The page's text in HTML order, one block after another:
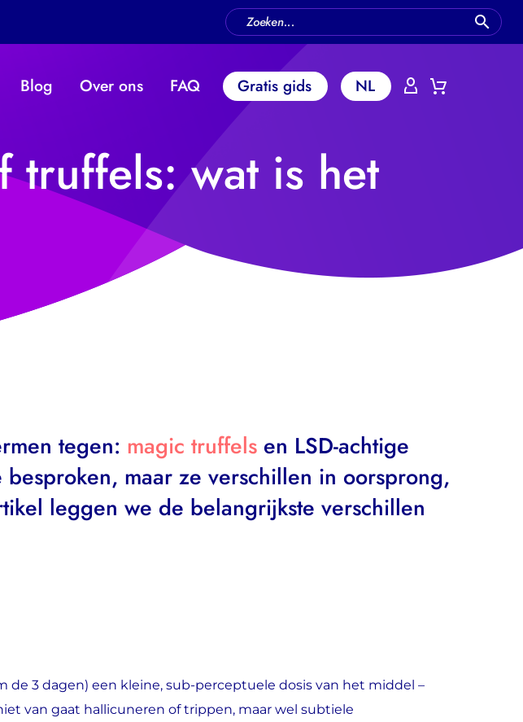
Blog Over ons FAQ Gratis gids NL
truffels: wat is het
tegen: magic truffels en LSD-achtige
maar ze verschillen in oorsprong,
leggen we de belangrijkste verschillen
de 3 dagen) een kleine, sub-perceptuele dosis van het middel –
van gaat hallicuneren of trippen, maar wel subtiele